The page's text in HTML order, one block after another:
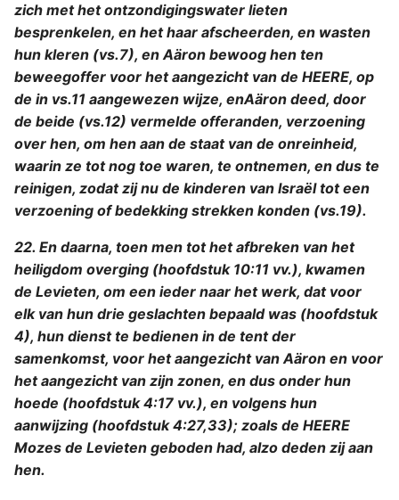
zich met het ontzondigingswater lieten
besprenkelen, en het haar afscheerden, en wasten
hun kleren (vs.7), en Aäron bewoog hen ten
beweegoffer voor het aangezicht van de HEERE, op
de in vs.11 aangewezen wijze, enAäron deed, door
de beide (vs.12) vermelde offeranden, verzoening
over hen, om hen aan de staat van de onreinheid,
waarin ze tot nog toe waren, te ontnemen, en dus te
reinigen, zodat zij nu de kinderen van Israël tot een
verzoening of bedekking strekken konden (vs.19).
22. En daarna, toen men tot het afbreken van het
heiligdom overging (hoofdstuk 10:11 vv.), kwamen
de Levieten, om een ieder naar het werk, dat voor
elk van hun drie geslachten bepaald was (hoofdstuk
4), hun dienst te bedienen in de tent der
samenkomst, voor het aangezicht van Aäron en voor
het aangezicht van zijn zonen, en dus onder hun
hoede (hoofdstuk 4:17 vv.), en volgens hun
aanwijzing (hoofdstuk 4:27,33); zoals de HEERE
Mozes de Levieten geboden had, alzo deden zij aan
hen.